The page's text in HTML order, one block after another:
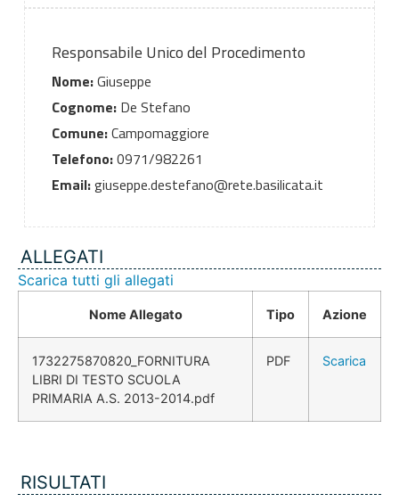
Responsabile Unico del Procedimento
Nome:Giuseppe
Cognome:De Stefano
Comune:Campomaggiore
Telefono:0971/982261
Email:giuseppe.destefano@rete.basilicata.it
ALLEGATI
Scarica tutti gli allegati
Nome Allegato Tipo Azione
1732275870820_FORNITURA
LIBRI DI TESTO SCUOLA
PRIMARIA A.S. 2013-2014.pdf
PDF Scarica
RISULTATI